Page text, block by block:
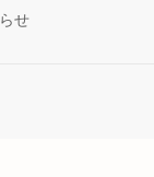
せ